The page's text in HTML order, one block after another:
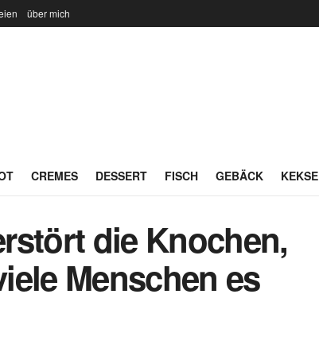
über mich
CREMES DESSERT FISCH GEBÄCK KEKSE
die Knochen,
Menschen es